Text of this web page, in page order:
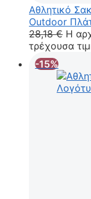
Aθλητικό
Outdoor
28,18€ Η
τρέχουσα
-15%